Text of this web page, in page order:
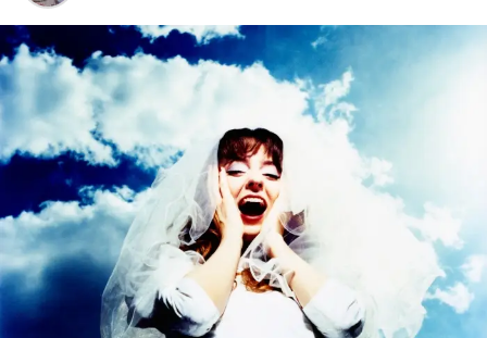
WATER FROM YOUR EYES, “LIFE SIGNS”.
anos 1990, com seus comerciais “ligue djá”, seus
telejornais cheios de letreiros passando pela tela, sitcoms
e talk shows, é a fonte de inspiração para o novo clipe do
Water From Your Eyes. Rachel Brown e Nate Amos, os
dois do WFYE, unem tédio, vazio, sátira, ritmos
quebrados (numa abordagem mais pro pós-punk que pro
pós-hardcore), vocais doces e guitarras ruidosas, numa
canção que anuncia o próximo álbum,It’s a beautiful